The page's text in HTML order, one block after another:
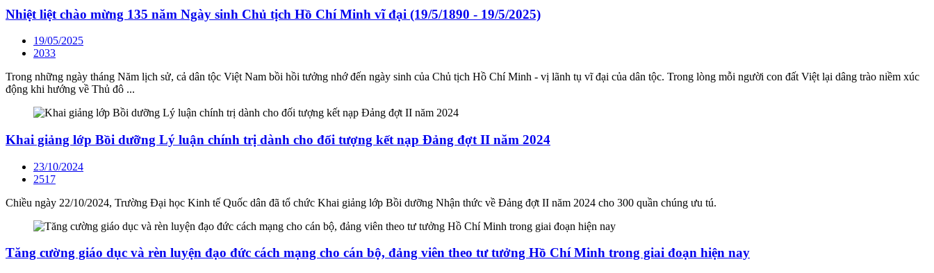
Nhiệt liệt chào mừng 135 năm Ngày sinh Chủ tịch Hồ Chí Minh vĩ đại (19/5/1890 - 19/5/2025)
19/05/2025
2033
Trong những ngày tháng Năm lịch sử, cả dân tộc Việt Nam bồi hồi tưởng nhớ đến ngày sinh của Chủ tịch Hồ Chí Minh - vị lãnh tụ vĩ đại của dân tộc. Trong lòng mỗi người con đất Việt lại dâng trào niềm xúc
động khi hướng về Thủ đô ...
Khai giảng lớp Bồi dưỡng Lý luận chính trị dành cho đối tượng kết nạp Đảng đợt II năm 2024
23/10/2024
2517
Chiều ngày 22/10/2024, Trường Đại học Kinh tế Quốc dân đã tổ chức Khai giảng lớp Bồi dưỡng Nhận thức về Đảng đợt II năm 2024 cho 300 quần chúng ưu tú.
Tăng cường giáo dục và rèn luyện đạo đức cách mạng cho cán bộ, đảng viên theo tư tưởng Hồ Chí Minh trong giai đoạn hiện nay